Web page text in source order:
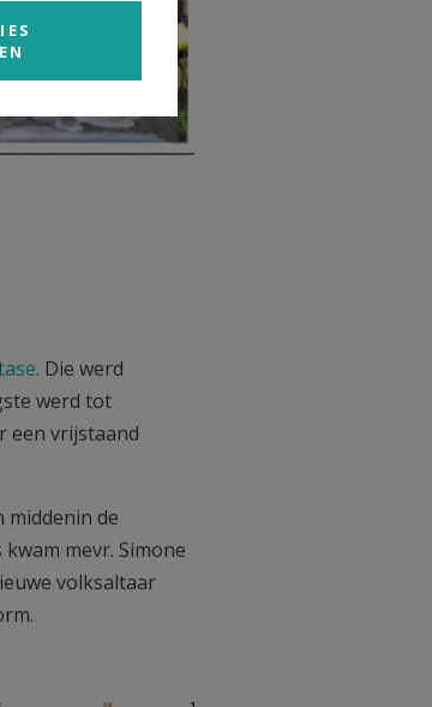
. Die werd
werd tot
een vrijstaand
middenin de
mevr. Simone
volksaltaar